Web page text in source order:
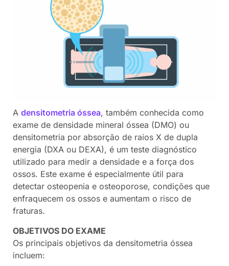
A densitometria óssea, também conhecida como
exame de densidade mineral óssea (DMO) ou
densitometria por absorção de raios X de dupla
energia (DXA ou DEXA), é um teste diagnóstico
utilizado para medir a densidade e a força dos
ossos. Este exame é especialmente útil para
detectar osteopenia e osteoporose, condições que
enfraquecem os ossos e aumentam o risco de
fraturas.
OBJETIVOS DO EXAME
Os principais objetivos da densitometria óssea
incluem: